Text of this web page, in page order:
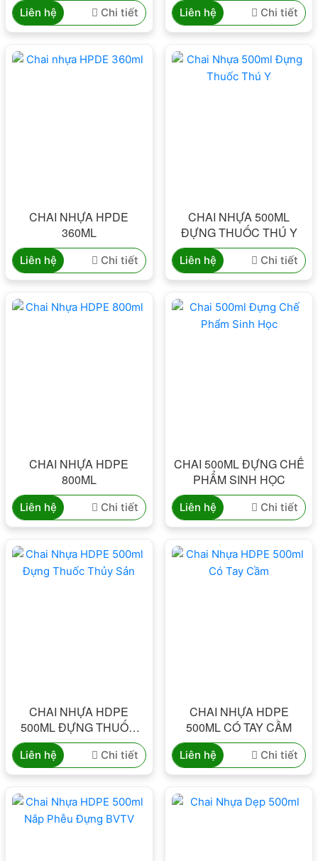
Liên hệ Chi tiết Liên hệ Chi tiết
CHAI NHỰA HPDE
360ML
Liên hệ Chi tiết
CHAI NHỰA 500ML
ĐỰNG THUỐC THÚ Y
Liên hệ Chi tiết
CHAI NHỰA HDPE
800ML
Liên hệ Chi tiết
CHAI 500ML ĐỰNG CHẾ
PHẨM SINH HỌC
Liên hệ Chi tiết
CHAI NHỰA HDPE
500ML ĐỰNG THUỐC
THỦY SẢN
Liên hệ Chi tiết
CHAI NHỰA HDPE
500ML CÓ TAY CẦM
Liên hệ Chi tiết